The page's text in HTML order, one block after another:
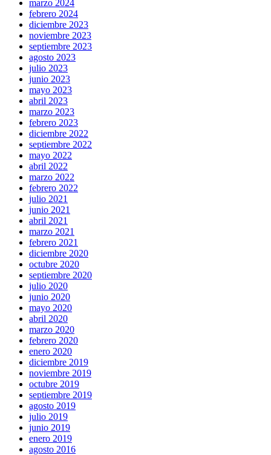
marzo 2024
febrero 2024
diciembre 2023
noviembre 2023
septiembre 2023
agosto 2023
julio 2023
junio 2023
mayo 2023
abril 2023
marzo 2023
febrero 2023
diciembre 2022
septiembre 2022
mayo 2022
abril 2022
marzo 2022
febrero 2022
julio 2021
junio 2021
abril 2021
marzo 2021
febrero 2021
diciembre 2020
octubre 2020
septiembre 2020
julio 2020
junio 2020
mayo 2020
abril 2020
marzo 2020
febrero 2020
enero 2020
diciembre 2019
noviembre 2019
octubre 2019
septiembre 2019
agosto 2019
julio 2019
junio 2019
enero 2019
agosto 2016